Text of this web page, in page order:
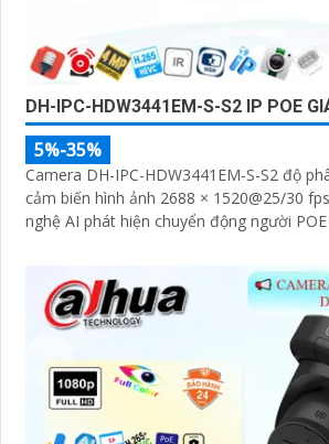
DH-IPC-HDW3441EM-S-S2 IP POE
5%-35%
Camera DH-IPC-HDW3441EM-S-S2 độ
cảm biến hình ảnh 2688 × 1520@25/30
nghệ AI phát hiện chuyển động người